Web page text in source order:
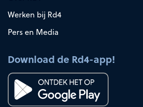
Werken bij Rd4
Pers en Media
Download de Rd4-app!